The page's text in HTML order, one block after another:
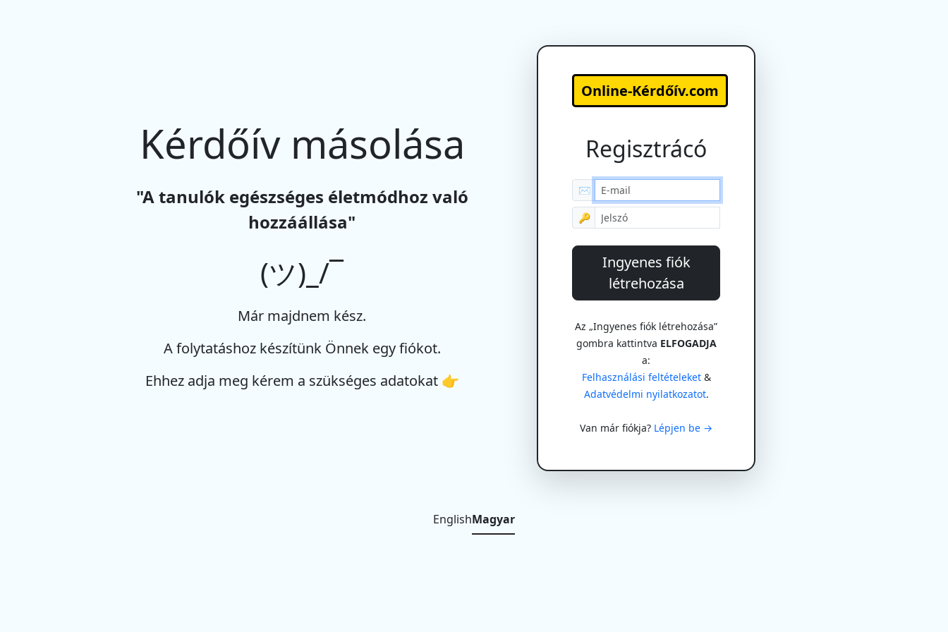
Online-Kérdőív.com
Regisztrácó
✉
🔑
Ingyenes fiók
létrehozása
Az „Ingyenes fiók létrehozása”
gombra kattintva ELFOGADJA
a:
Felhasználási feltételeket&
Adatvédelmi nyilatkozatot.
Van már fiókja? Lépjen be →
Kérdőív másolása
"A tanulók egészséges életmódhoz való
hozzáállása"
(ツ)_/¯
Már majdnem kész.
A folytatáshoz készítünk Önnek egy fiókot.
Ehhez adja meg kérem a szükséges adatokat 👉
EnglishMagyar